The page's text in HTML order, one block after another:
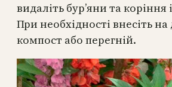
видаліть бур’яни та
При необхідності внесіть на
компост або перегній.